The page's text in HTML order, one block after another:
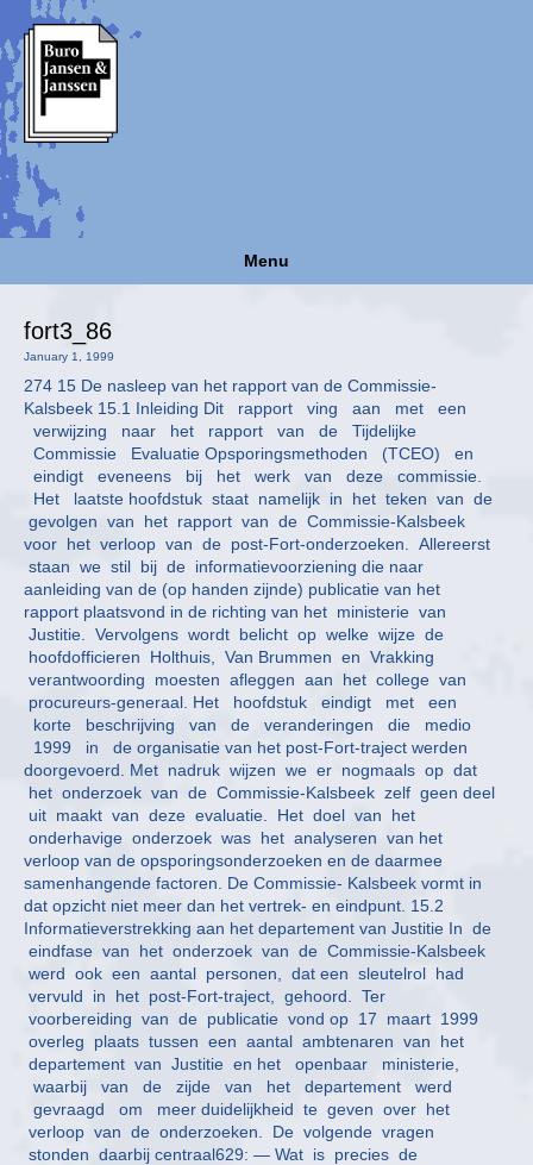
Menu
fort3_86
January 1, 1999
274 15 De nasleep van het rapport van de Commissie-
Kalsbeek 15.1 Inleiding Dit rapport ving aan met een
verwijzing naar het rapport van de Tijdelijke
Commissie Evaluatie Opsporingsmethoden (TCEO) en
eindigt eveneens bij het werk van deze commissie.
Het laatste hoofdstuk staat namelijk in het teken van de
gevolgen van het rapport van de Commissie-Kalsbeek
voor het verloop van de post-Fort-onderzoeken. Allereerst
staan we stil bij de informatievoorziening die naar
aanleiding van de (op handen zijnde) publicatie van het
rapport plaatsvond in de richting van het ministerie van
Justitie. Vervolgens wordt belicht op welke wijze de
hoofdofficieren Holthuis, Van Brummen en Vrakking
verantwoording moesten afleggen aan het college van
procureurs-generaal. Het hoofdstuk eindigt met een
korte beschrijving van de veranderingen die medio
1999 in de organisatie van het post-Fort-traject werden
doorgevoerd. Met nadruk wijzen we er nogmaals op dat
het onderzoek van de Commissie-Kalsbeek zelf geen deel
uit maakt van deze evaluatie. Het doel van het
onderhavige onderzoek was het analyseren van het
verloop van de opsporingsonderzoeken en de daarmee
samenhangende factoren. De Commissie- Kalsbeek vormt in
dat opzicht niet meer dan het vertrek- en eindpunt. 15.2
Informatieverstrekking aan het departement van Justitie In de
eindfase van het onderzoek van de Commissie-Kalsbeek
werd ook een aantal personen, dat een sleutelrol had
vervuld in het post-Fort-traject, gehoord. Ter
voorbereiding van de publicatie vond op 17 maart 1999
overleg plaats tussen een aantal ambtenaren van het
departement van Justitie en het openbaar ministerie,
waarbij van de zijde van het departement werd
gevraagd om meer duidelijkheid te geven over het
verloop van de onderzoeken. De volgende vragen
stonden daarbij centraal629: — Wat is precies de